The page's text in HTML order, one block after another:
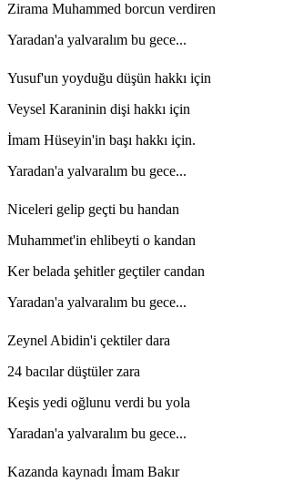
Zirama Muhammed borcun verdiren
Yaradan'a yalvaralım bu gece...
Yusuf'un yoyduğu düşün hakkı için
Veysel Karaninin dişi hakkı için
İmam Hüseyin'in başı hakkı için.
Yaradan'a yalvaralım bu gece...
Niceleri gelip geçti bu handan
Muhammet'in ehlibeyti o kandan
Ker belada şehitler geçtiler candan
Yaradan'a yalvaralım bu gece...
Zeynel Abidin'i çektiler dara
24 bacılar düştüler zara
Keşis yedi oğlunu verdi bu yola
Yaradan'a yalvaralım bu gece...
Kazanda kaynadı İmam Bakır